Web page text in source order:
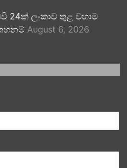
24ක් ලංකාව තුළ වහාම
August 6, 2026